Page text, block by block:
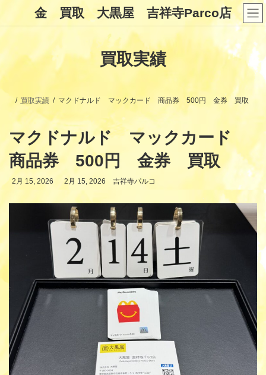
ン
キ
ッ
ー
に
移
金 買取 大黒屋 吉祥寺Parco店
買取実績
買取実績 マクドナルド マックカード 商品券 500円 金券 買取
マクドナルド マックカード
商品券 500円 金券 買取
2月 15, 2026
最
新
日
2月 15, 2026 吉祥寺パルコ